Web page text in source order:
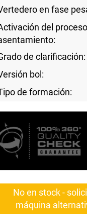
en fase
del
de clarificación:
bol:
de formación:
No en stock -
máquina